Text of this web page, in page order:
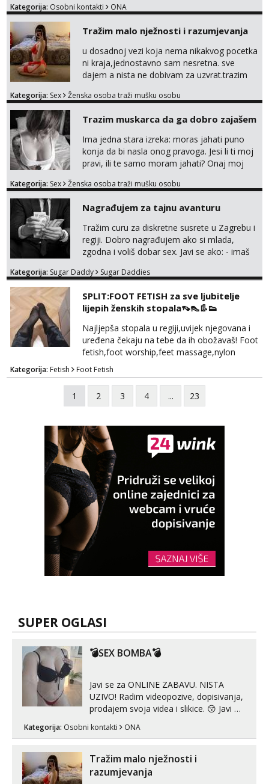
Kategorija: Osobni kontakti ONA
Tražim malo nježnosti i razumjevanja
u dosadnoj vezi koja nema nikakvog pocetka
ni kraja,jednostavno sam nesretna. sve
dajem a nista ne dobivam za uzvrat.trazim
trazim puno samo malo njeznosti i
poljupce po tijelu koji me jako
pale,obozavam kad muskarac preuzme
kontrolu . javi se :) Klikni na link ispod i nadji
me tamo, cekam te!
Kategorija: Sex Ženska osoba traži mušku osobu
Trazim muskarca da ga dobro zajašem
Ima jedna stara izreka: moras jahati puno
konja da bi nasla onog pravoga. Jesi li ti moj
pravi, ili te samo moram jahati? Onaj moj
na sexdater link i javi mi se tamo....
Kategorija: Sex Ženska osoba traži mušku osobu
Nagrađujem za tajnu avanturu
Tražim curu za diskretne susrete u Zagrebu i
regiji. Dobro nagrađujem ako si mlada,
zgodna i voliš dobar sex. Javi se ako: - imaš
kosu - se dobro ljubiš - si fleksibilna s
dostupna radnim danom (vikendi i noći su za
obitelj) - vodiš brigu o zdravlju i koristiš
zaštitu Ne javljajte se: - debele - frajeri i
paro...
Kategorija: Sugar Daddy Sugar Daddies
SPLIT:FOOT FETISH za sve ljubitelje
lijepih ženskih stopala👡👠👢👟
Najljepša stopala u regiji,uvijek njegovana i
uređena čekaju na tebe da ih obožavaš! Foot
fetish,foot worship,feet massage,nylon
fetish,trampling... Ponedjeljak-subota:15-
20.30h. Samo za istinske obožavatelje ovog
fetisha,isključivo POZIV. Sex i sl.ISKLJUČENO!
Kategorija: Fetish Foot Fetish
1 2 3 4 ... 23
SUPER OGLASI
💣SEX BOMBA💣
Javi se za ONLINE ZABAVU. NISTA
UZIVO! Radim videopozive, dopisivanja,
prodajem svoja videa i slikice. 😚 Javi mi
Telegram. +385 91 723 0045
Kategorija: Osobni kontakti ONA
Tražim malo nježnosti i
razumjevanja